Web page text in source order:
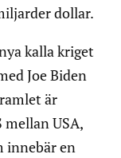
dollar.
kalla kriget
Joe Biden
är
USA,
innebär en